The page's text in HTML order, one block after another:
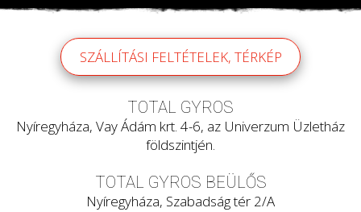
SZÁLLÍTÁSI FELTÉTELEK, TÉRKÉP
TOTAL GYROS
Nyíregyháza, Vay Ádám krt. 4-6, az Univerzum Üzletház
földszintjén.
TOTAL GYROS BEÜLŐS
Nyíregyháza, Szabadság tér 2/A